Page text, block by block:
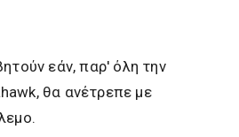
εάν, παρ' όλη την
θα ανέτρεπε με